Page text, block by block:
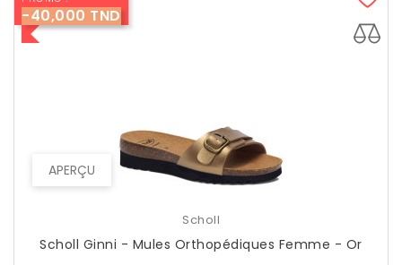
APERÇU
-40,000 TND
Scholl
Scholl Ginni - Mules Orthopédiques Femme - Or